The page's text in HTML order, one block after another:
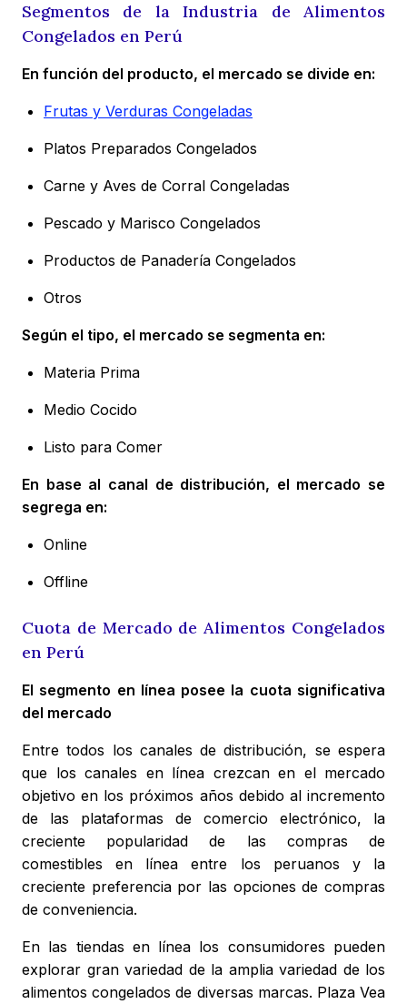
Segmentos de la Industria de Alimentos
Congelados en Perú
En función del producto, el mercado se divide en:
Frutas y Verduras Congeladas
Platos Preparados Congelados
Carne y Aves de Corral Congeladas
Pescado y Marisco Congelados
Productos de Panadería Congelados
Otros
Según el tipo, el mercado se segmenta en:
Materia Prima
Medio Cocido
Listo para Comer
En base al canal de distribución, el mercado se
segrega en:
Online
Offline
Cuota de Mercado de Alimentos Congelados
en Perú
El segmento en línea posee la cuota significativa
del mercado
Entre todos los canales de distribución, se espera
que los canales en línea crezcan en el mercado
objetivo en los próximos años debido al incremento
de las plataformas de comercio electrónico, la
creciente popularidad de las compras de
comestibles en línea entre los peruanos y la
creciente preferencia por las opciones de compras
de conveniencia.
En las tiendas en línea los consumidores pueden
explorar gran variedad de la amplia variedad de los
alimentos congelados de diversas marcas. Plaza Vea